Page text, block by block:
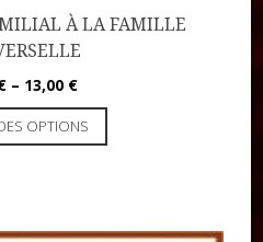
À LA FAMILLE
– 13,00 €
OPTIONS